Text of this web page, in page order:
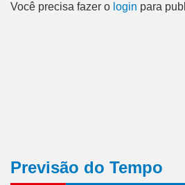
Você precisa fazer o login para
Previsão do Tempo